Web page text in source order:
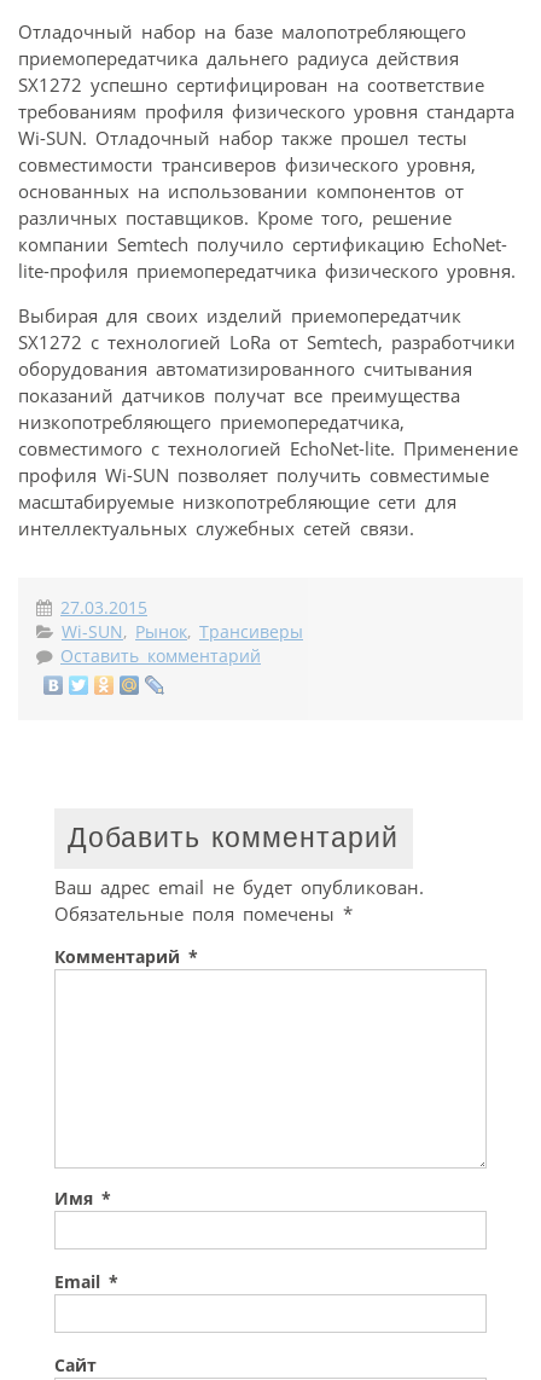
Отладочный набор на базе малопотребляющего
приемопередатчика дальнего радиуса действия
SX1272 успешно сертифицирован на соответствие
требованиям профиля физического уровня стандарта
Wi-SUN. Отладочный набор также прошел тесты
совместимости трансиверов физического уровня,
основанных на использовании компонентов от
различных поставщиков. Кроме того, решение
компании Semtech получило сертификацию EchoNet-
lite-профиля приемопередатчика физического уровня.
Выбирая для своих изделий приемопередатчик
SX1272 с технологией LoRa от Semtech, разработчики
оборудования автоматизированного считывания
показаний датчиков получат все преимущества
низкопотребляющего приемопередатчика,
совместимого с технологией EchoNet-lite. Применение
профиля Wi-SUN позволяет получить совместимые
масштабируемые низкопотребляющие сети для
интеллектуальных служебных сетей связи.
27.03.2015
Wi-SUN, Рынок, Трансиверы
Оставить комментарий
Добавить комментарий
Ваш адрес email не будет опубликован.
Обязательные поля помечены *
Комментарий *
Имя *
Email *
Сайт